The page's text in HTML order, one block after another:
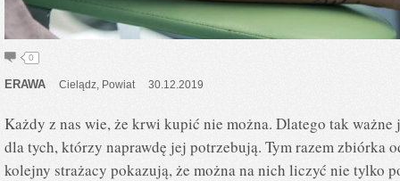
0
ERAWA Cielądz Powiat 30.12.2019
Każdy z nas wie, że krwi kupić nie można. Dlatego tak ważne
dla tych, którzy naprawdę jej potrzebują. Tym razem zbiórka
kolejny strażacy pokazują, że można na nich liczyć nie tylko